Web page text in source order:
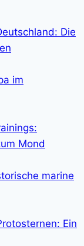
Die
im
Mond
marine
Ein